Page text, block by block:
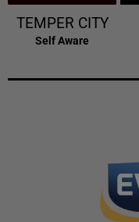
TEMPER CITY
Self Aware